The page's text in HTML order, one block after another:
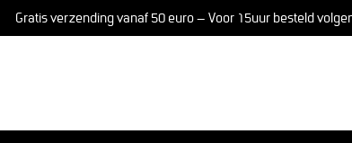
Gratis verzending vanaf 50 euro – Voor 15uur besteld